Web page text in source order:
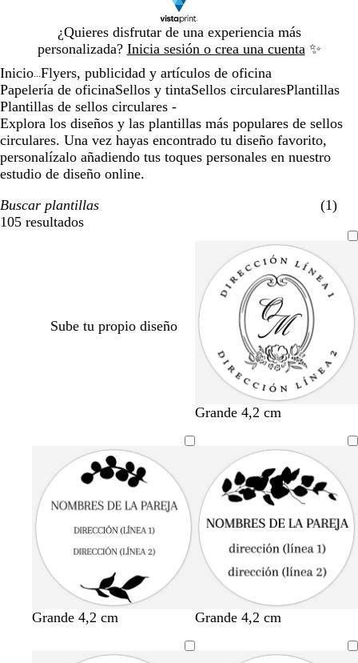
¿Quieres disfrutar de una experiencia más
personalizada? Inicia sesión o crea una cuenta ✨
1
Inicio Flyers, publicidad y artículos de oficina
Papelería de oficinaSellos y tintaSellos circularesPlantillas
Plantillas de sellos circulares -
Explora los diseños y las plantillas más populares de sellos
circulares. Una vez hayas encontrado tu diseño favorito,
personalízalo añadiendo tus toques personales en nuestro
estudio de diseño online.
Buscar plantillas
(1)
105 resultados
Filtros
Sube tu propio diseño
Grande 4,2 cm
Grande 4,2 cm Grande 4,2 cm